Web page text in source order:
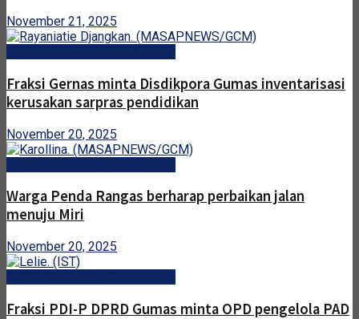
November 21, 2025
Fraksi Gernas minta Disdikpora Gumas inventarisasi
kerusakan sarpras pendidikan
November 20, 2025
Warga Penda Rangas berharap perbaikan jalan
menuju Miri
November 20, 2025
Fraksi PDI-P DPRD Gumas minta OPD pengelola PAD